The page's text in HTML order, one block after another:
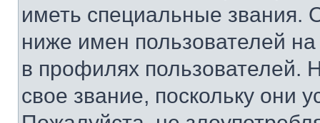
иметь специальные звания.
ниже имен пользователей
в профилях
свое звание, поскольку они